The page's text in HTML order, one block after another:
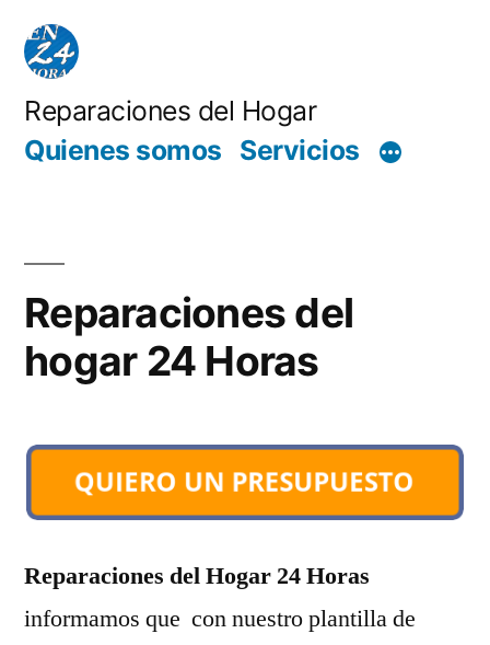
Saltar
contenido
Reparaciones del Hogar
Quienes somos Servicios
Reparaciones del
hogar 24 Horas
Reparaciones del Hogar 24 Horas
informamos que con nuestro plantilla de